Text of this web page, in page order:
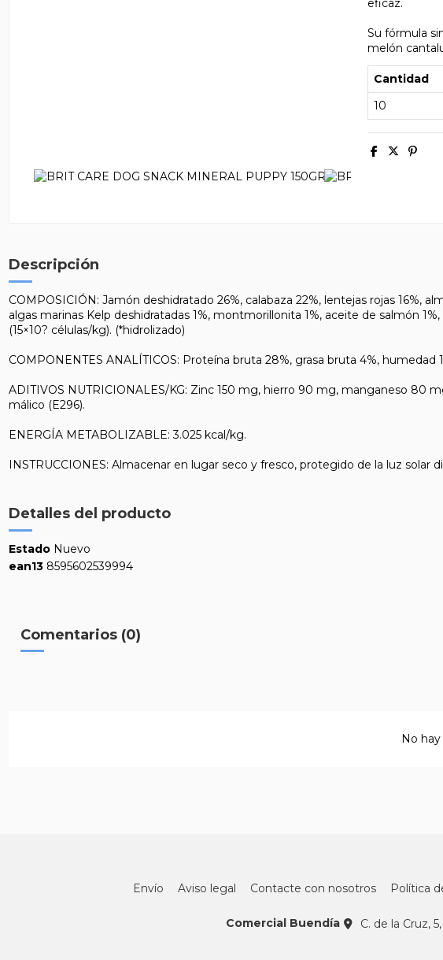
eficaz.
Su fórmula
melón
Cantidad
10
Descripción
COMPOSICIÓN: Jamón deshidratado 26%, calabaza 22%, lentejas rojas 16%,
algas marinas Kelp deshidratadas 1%, montmorillonita 1%, aceite de salmón
(15×10? células/kg). (*hidrolizado)
COMPONENTES ANALÍTICOS: Proteína bruta 28%, grasa bruta 4%, humedad
ADITIVOS NUTRICIONALES/KG: Zinc 150 mg, hierro 90 mg, manganeso 80
málico (E296).
ENERGÍA METABOLIZABLE: 3.025 kcal/kg.
INSTRUCCIONES: Almacenar en lugar seco y fresco, protegido de la luz solar
Detalles del producto
Estado Nuevo
ean13 8595602539994
Comentarios (0)
No
Envío Aviso legal Contacte con nosotros Política
Comercial Buendía C. de la Cruz,